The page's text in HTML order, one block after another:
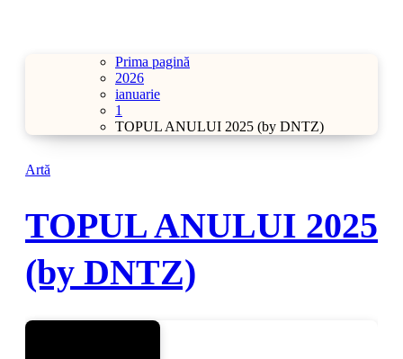
Prima pagină
2026
ianuarie
1
TOPUL ANULUI 2025 (by DNTZ)
Artă
TOPUL ANULUI 2025
(by DNTZ)